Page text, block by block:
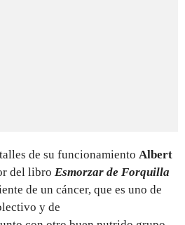
de su funcionamiento Albert
del libro Esmorzar de Forquilla
de un cáncer, que es uno de
y de